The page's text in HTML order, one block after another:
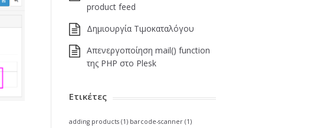
product feed
Δημιουργία Τιμοκαταλόγου
Απενεργοποίηση mail() function
της PHP στο Plesk
Ετικέτες
adding products (1) barcode-scanner (1)